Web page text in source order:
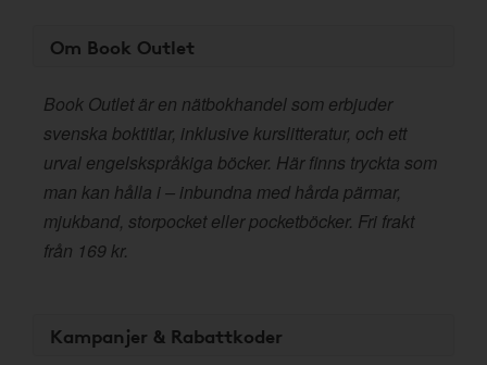
Om Book Outlet
Book Outlet är en nätbokhandel som erbjuder
svenska boktitlar, inklusive kurslitteratur, och ett
urval engelskspråkiga böcker. Här finns tryckta som
man kan hålla i – inbundna med hårda pärmar,
mjukband, storpocket eller pocketböcker. Fri frakt
från 169 kr.
Kampanjer & Rabattkoder